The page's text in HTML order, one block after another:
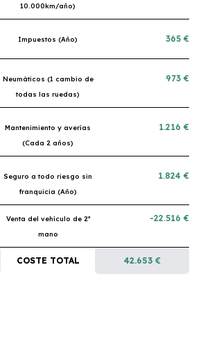
10.000km/año)
Impuestos (Año) 365 €
Neumáticos (1 cambio de
todas las ruedas)
973 €
Mantenimiento y averías
(Cada 2 años)
1.216 €
Seguro a todo riesgo sin
franquicia (Año)
1.824 €
Venta del vehículo de 2ª
mano
-22.516 €
COSTE TOTAL 42.653 €